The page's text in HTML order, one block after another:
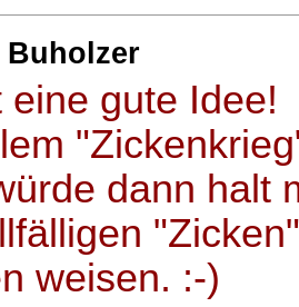
gute Idee!
dann halt
weisen. :-)